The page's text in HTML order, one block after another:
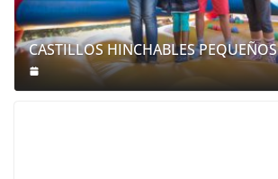
CASTILLOS HINCHABLES PEQUEÑOS